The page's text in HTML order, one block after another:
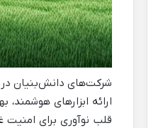
شرکت‌های دانش‌بنیان در
ارائه ابزارهای
قلب نوآوری برای امنیت